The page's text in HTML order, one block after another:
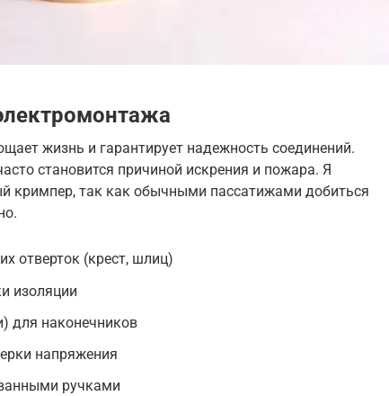
жизнь и гарантирует надежность соединений.
становится причиной искрения и пожара. Я
кримпер, так как обычными пассатижами добиться
отверток (крест, шлиц)
изоляции
для наконечников
напряжения
ручками